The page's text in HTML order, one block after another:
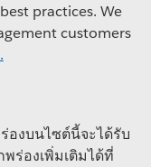
practices. We
customers
องบนไซต์นี้จะได้รับ
ร่องเพิ่มเติมได้ที่